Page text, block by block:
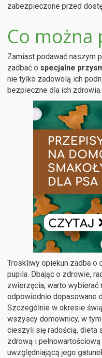
zabezpieczone przed
Co można
Zamiast podawać naszym
zadbać o specjalne
nie tylko zadowolą ich
bezpieczne dla ich zdrowia.
Troskliwy opiekun zadba o
pupila. Dbając o zdrowie,
zwierzęcia, warto wybierać
odpowiednio dopasowane
Szczególnie w okresie
wszyscy domownicy, w
cieszyli się radością, dieta
zdrową i
uwzględniającą jego